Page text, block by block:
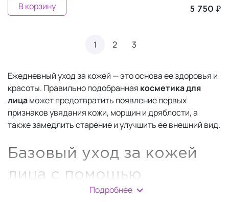
5 750 ₽
В корзину
1 2 3
Ежедневный уход за кожей — это основа ее здоровья и
красоты. Правильно подобранная косметика для
лицаможет предотвратить появление первых
признаков увядания кожи, морщин и дряблости, а
также замедлить старение и улучшить ее внешний вид.
Базовый уход за кожей
лица с помощью
косметикиПодробнее